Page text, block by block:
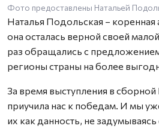
Фото предоставлены Натальей
Наталья Подольская –
она осталась верной своей
раз обращались с
регионы страны на более
За время выступления в сборной
приучила нас к победам. И мы
их как данность, не задумываясь